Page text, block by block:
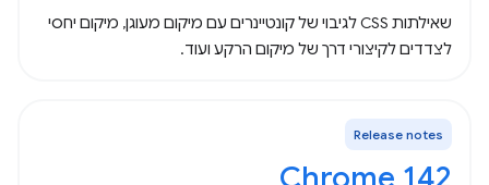
שאילתות CSS לגיבוי של קונטיינרים עם מיקום מעוגן, מיקום יחסי
לצדדים לקיצורי דרך של מיקום הרקע ועוד.
Release notes